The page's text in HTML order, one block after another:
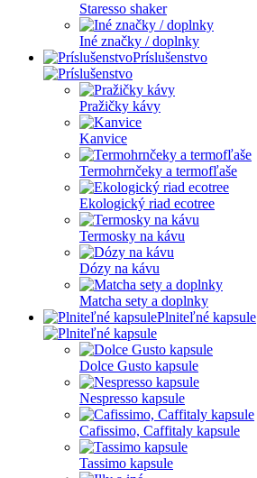
Staresso shaker
Iné značky / doplnky
Príslušenstvo
Pražičky kávy
Kanvice
Termohrnčeky a termofľaše
Ekologický riad ecotree
Termosky na kávu
Dózy na kávu
Matcha sety a doplnky
Plniteľné kapsule
Dolce Gusto kapsule
Nespresso kapsule
Cafissimo, Caffitaly kapsule
Tassimo kapsule